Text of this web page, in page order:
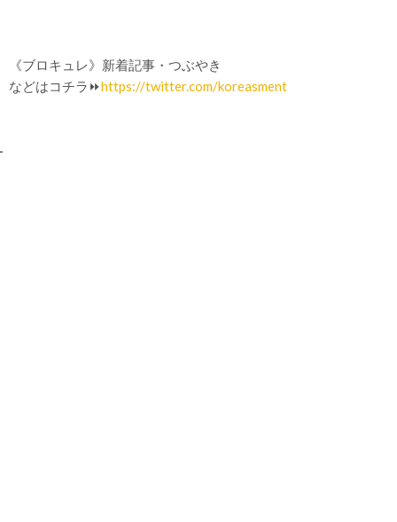
《ブロキュレ》新着記事・つぶやき
などはコチラ⏩https://twitter.com/koreasment